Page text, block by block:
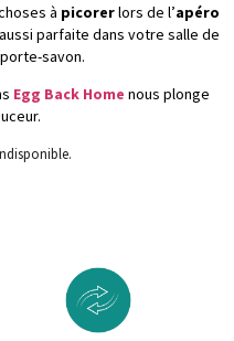
à picorerlors de l’apéro
parfaite dans votre salle de
savon.
Egg Back Home nous plonge